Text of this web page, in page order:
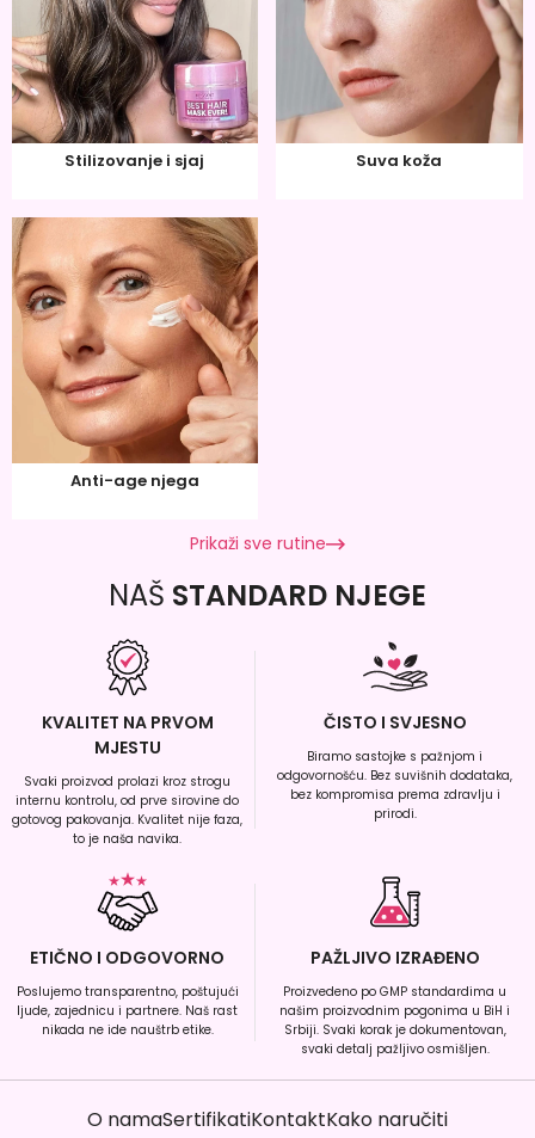
Stilizovanje i sjaj Suva koža
Anti-age njega
Prikaži sve rutine
NAŠ STANDARD NJEGE
KVALITET NA PRVOM
MJESTU
Svaki proizvod prolazi kroz strogu
internu kontrolu, od prve sirovine do
gotovog pakovanja. Kvalitet nije faza,
to je naša navika.
ČISTO I SVJESNO
Biramo sastojke s pažnjom i
odgovornošću. Bez suvišnih dodataka,
bez kompromisa prema zdravlju i
prirodi.
ETIČNO I ODGOVORNO
Poslujemo transparentno, poštujući
ljude, zajednicu i partnere. Naš rast
nikada ne ide nauštrb etike.
PAŽLJIVO IZRAĐENO
Proizvedeno po GMP standardima u
našim proizvodnim pogonima u BiH i
Srbiji. Svaki korak je dokumentovan,
svaki detalj pažljivo osmišljen.
O namaSertifikatiKontaktKako naručiti